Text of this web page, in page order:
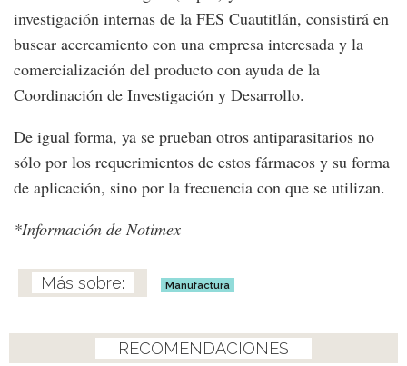
investigación internas de la FES Cuautitlán, consistirá en
buscar acercamiento con una empresa interesada y la
comercialización del producto con ayuda de la
Coordinación de Investigación y Desarrollo.
De igual forma, ya se prueban otros antiparasitarios no
sólo por los requerimientos de estos fármacos y su forma
de aplicación, sino por la frecuencia con que se utilizan.
*Información de Notimex
Manufactura
RECOMENDACIONES